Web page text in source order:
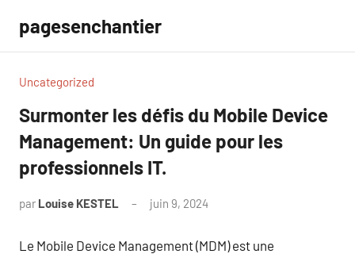
contenu
pagesenchantier
Uncategorized
Surmonter les défis du Mobile Device
Management: Un guide pour les
professionnels IT.
par Louise KESTEL juin 9, 2024
Le Mobile Device Management (MDM) est une